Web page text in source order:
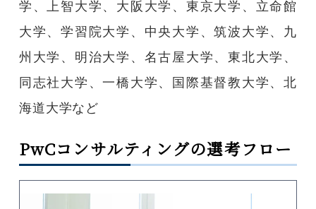
学、上智大学、大阪大学、東京大学、立命館
大学、学習院大学、中央大学、筑波大学、九
州大学、明治大学、名古屋大学、東北大学、
同志社大学、一橋大学、国際基督教大学、北
海道大学など
PwCコンサルティングの選考フロー